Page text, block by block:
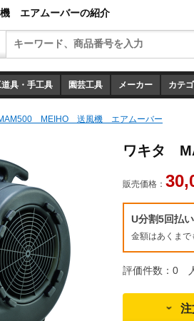
エアムーバーの紹介
具・手工具 園芸工具 メーカー カテ
MEIHO 送風機 エアムーバー
ワキタ
販売価格：
U分割5回払
金額はあくまで
評価件数：0
注